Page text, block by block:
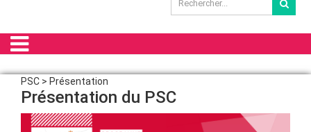
PSC > Présentation
Présentation du PSC